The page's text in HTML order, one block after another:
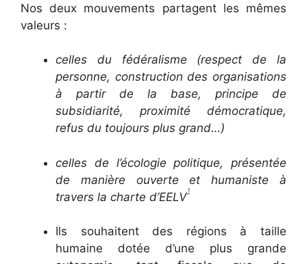
Nos deux mouvements partagent les mêmes
valeurs :
celles du fédéralisme (respect de la
personne, construction des organisations
à partir de la base, principe de
subsidiarité, proximité démocratique,
refus du toujours plus grand…)
celles de l’écologie politique, présentée
de manière ouverte et humaniste à
travers la charte d’EELV1
Ils souhaitent des régions à taille
humaine dotée d’une plus grande